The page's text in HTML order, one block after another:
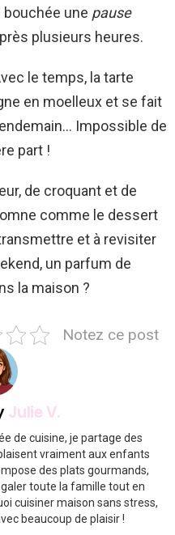
une pause
plusieurs heures.
le temps, la tarte
en moelleux et se fait
Impossible de
part !
de croquant et de
comme le dessert
et à revisiter
un parfum de
la maison ?
Notez ce post
Julie V.
de cuisine, je partage des
vraiment aux enfants
des plats gourmands,
toute la famille tout en
cuisiner maison sans stress,
beaucoup de plaisir !